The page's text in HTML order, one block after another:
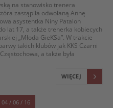
na stanowisko trenera
zastąpiła odwołaną Annę
asystentka Niny Patalon
lat 17, a także trenerka kobiecych
„Młoda GieKSa”. W trakcie
takich klubów jak KKS Czarni
a także była
WIĘCEJ
04 / 06 / 16